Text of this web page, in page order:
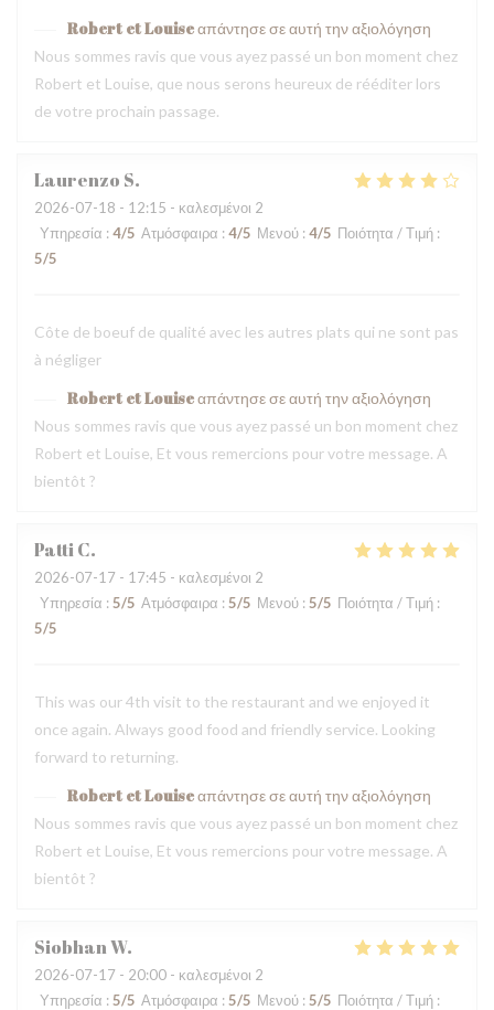
Robert et Louiseαπάντησε σε αυτή την αξιολόγηση
Nous sommes ravis que vous ayez passé un bon moment chez
Robert et Louise, que nous serons heureux de rééditer lors
de votre prochain passage.
Laurenzo S
2026-07-18 - 12:15 - καλεσμένοι 2
Υπηρεσία : 4/5 Ατμόσφαιρα : 4/5 Μενού : 4/5 Ποιότητα / Τιμή :
5/5
Côte de boeuf de qualité avec les autres plats qui ne sont pas
à négliger
Robert et Louiseαπάντησε σε αυτή την αξιολόγηση
Nous sommes ravis que vous ayez passé un bon moment chez
Robert et Louise, Et vous remercions pour votre message. A
bientôt ?
PattiC
2026-07-17 - 17:45 - καλεσμένοι 2
Υπηρεσία : 5/5 Ατμόσφαιρα : 5/5 Μενού : 5/5 Ποιότητα / Τιμή :
5/5
This was our 4th visit to the restaurant and we enjoyed it
once again. Always good food and friendly service. Looking
forward to returning.
Robert et Louiseαπάντησε σε αυτή την αξιολόγηση
Nous sommes ravis que vous ayez passé un bon moment chez
Robert et Louise, Et vous remercions pour votre message. A
bientôt ?
SiobhanW
2026-07-17 - 20:00 - καλεσμένοι 2
Υπηρεσία : 5/5 Ατμόσφαιρα : 5/5 Μενού : 5/5 Ποιότητα / Τιμή :